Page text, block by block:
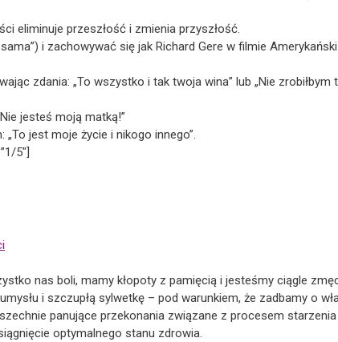
eliminuje przeszłość i zmienia przyszłość.
i zachowywać się jak Richard Gere w filmie
zdania: „To wszystko i tak twoja wina” lub „Nie zrobiłbym
jesteś moją matką!”
jest moje życie i nikogo innego”.
5″]
nas boli, mamy kłopoty z pamięcią i jesteśmy ciągle
i szczupłą sylwetkę – pod warunkiem, że zadbamy o
panujące przekonania związane z procesem
optymalnego stanu zdrowia.